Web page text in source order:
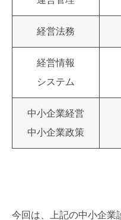
経営法務
経営情報
システム
中小企業経営
中小企業政策
今回は、上記の中小企業